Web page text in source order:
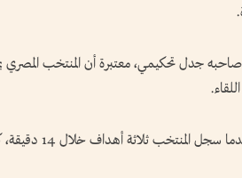
صاحبه جدل تحكيمي، معتبرة أن المنتخب المصري
وقالت الصحيفة إن العودة الأرجنتينية كانت مثيرة، بعدما سجل